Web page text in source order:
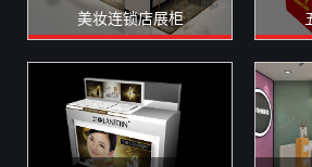
美妆连锁店展柜